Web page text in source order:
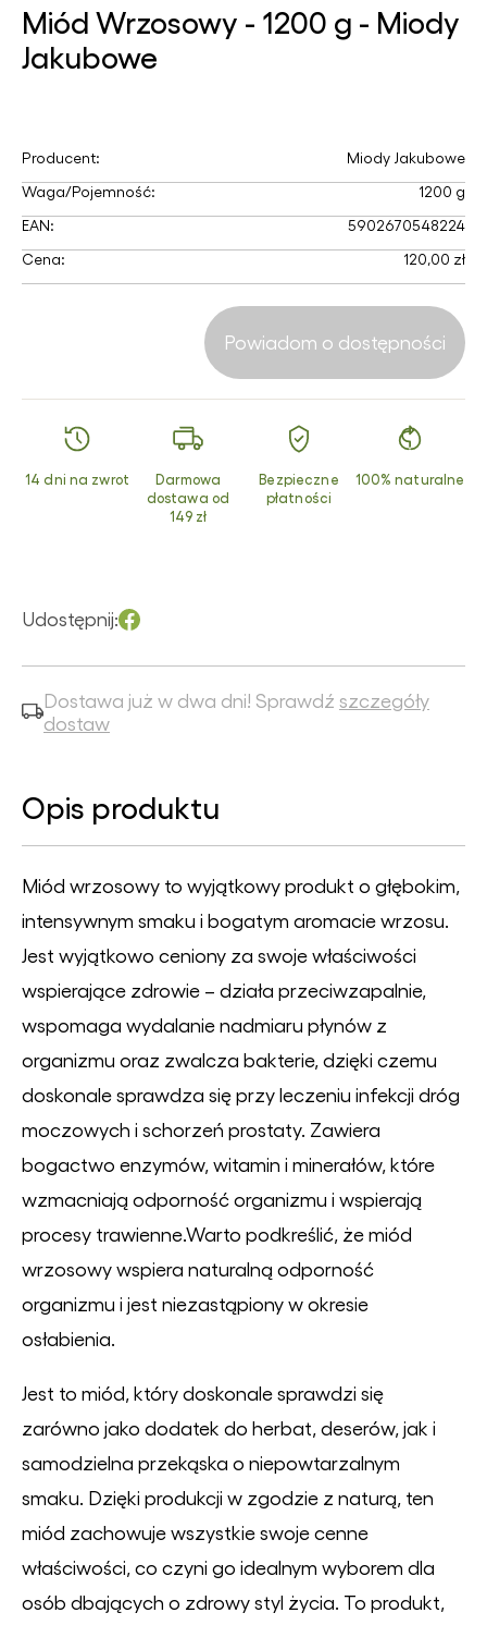
Miód Wrzosowy - 1200 g - Miody
Jakubowe
Producent:
Miody Jakubowe
Waga/Pojemność:
1200 g
EAN:
5902670548224
Cena:
120,00 zł
Powiadom o dostępności
14 dni na zwrot
Darmowa
dostawa od
149 zł
Bezpieczne
płatności
100% naturalne
Udostępnij:
Dostawa już w dwa dni! Sprawdź szczegóły
dostaw
Opis produktu
Miód wrzosowy to wyjątkowy produkt o głębokim,
intensywnym smaku i bogatym aromacie wrzosu.
Jest wyjątkowo ceniony za swoje właściwości
wspierające zdrowie – działa przeciwzapalnie,
wspomaga wydalanie nadmiaru płynów z
organizmu oraz zwalcza bakterie, dzięki czemu
doskonale sprawdza się przy leczeniu infekcji dróg
moczowych i schorzeń prostaty. Zawiera
bogactwo enzymów, witamin i minerałów, które
wzmacniają odporność organizmu i wspierają
procesy trawienne.Warto podkreślić, że miód
wrzosowy wspiera naturalną odporność
organizmu i jest niezastąpiony w okresie
osłabienia.
Jest to miód, który doskonale sprawdzi się
zarówno jako dodatek do herbat, deserów, jak i
samodzielna przekąska o niepowtarzalnym
smaku. Dzięki produkcji w zgodzie z naturą, ten
miód zachowuje wszystkie swoje cenne
właściwości, co czyni go idealnym wyborem dla
osób dbających o zdrowy styl życia. To produkt,